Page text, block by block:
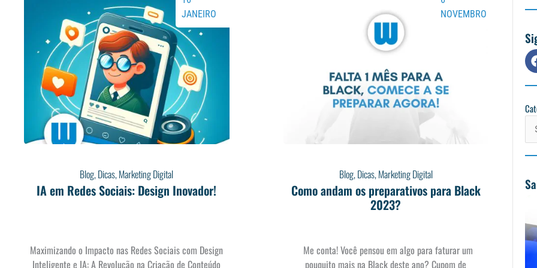
Blog,Dicas,Marketing Digital
IA em Redes Sociais: Design Inovador!
JANEIRO
Maximizando o Impacto nas Redes Sociais com Design
Inteligente e IA: A Revolução na Criação de Conteúdo
Blog,Dicas,Marketing Digital
Como andam os preparativos para Black
2023?
NOVEMBRO
Me conta! Você pensou em algo para faturar um
pouquito mais na Black deste ano? Cupom de